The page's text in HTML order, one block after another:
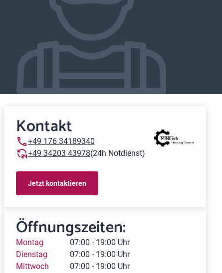
Kontakt
+49 176 34189340
+49 34203 43978(24h Notdienst)
Jetzt kontaktieren
Öffnungszeiten:
Montag
07:00 - 19:00 Uhr
Dienstag
07:00 - 19:00 Uhr
Mittwoch
07:00 - 19:00 Uhr